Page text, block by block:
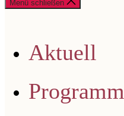
Menü schließen
Aktuell
Programm